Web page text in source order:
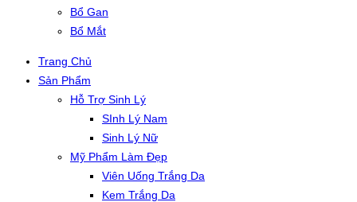
Bổ Gan
Bổ Mắt
Trang Chủ
Sản Phẩm
Hỗ Trợ Sinh Lý
SInh Lý Nam
Sinh Lý Nữ
Mỹ Phẩm Làm Đẹp
Viên Uống Trắng Da
Kem Trắng Da